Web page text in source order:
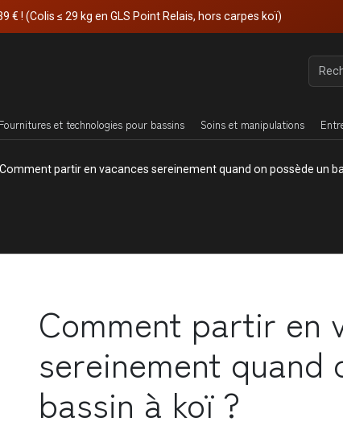
€ ! (Colis ≤ 29 kg en GLS Point Relais, hors carpes koï)
Fournitures et technologies pour bassins Soins et manipulations
Comment partir en vacances sereinement quand on possède un
Comment partir en
sereinement quand
bassin à koï ?